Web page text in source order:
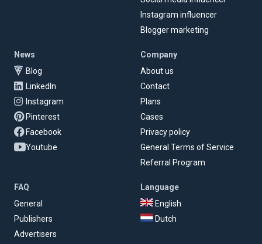
Instagram influencer
Blogger marketing
News
Blog
LinkedIn
Instagram
Pinterest
Facebook
Youtube
Company
About us
Contact
Plans
Cases
Privacy policy
General Terms of Service
Referral Program
FAQ
General
Publishers
Advertisers
Language
English
Dutch